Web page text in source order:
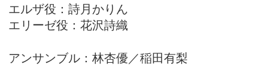
エルザ役：詩月かりん
エリーゼ役：花沢詩織
アンサンブル：林杏優／稲田有梨